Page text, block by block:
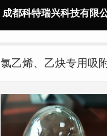
成都科特瑞兴科技有限
氯乙烯、乙炔专用吸